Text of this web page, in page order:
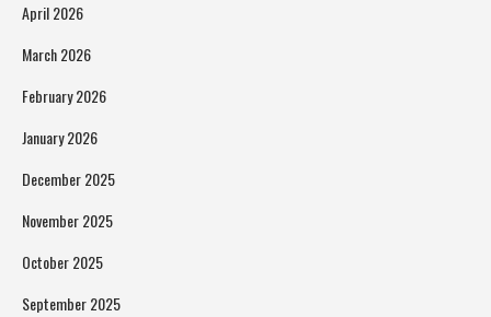
April 2026
March 2026
February 2026
January 2026
December 2025
November 2025
October 2025
September 2025